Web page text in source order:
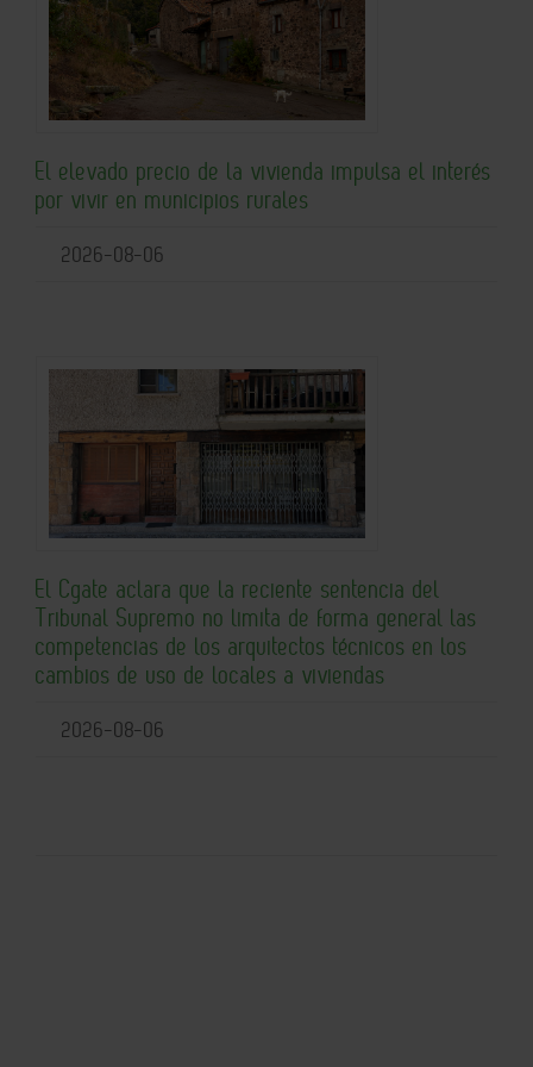
El elevado precio de la vivienda impulsa el interés
por vivir en municipios rurales
2026-08-06
El Cgate aclara que la reciente sentencia del
Tribunal Supremo no limita de forma general las
competencias de los arquitectos técnicos en los
cambios de uso de locales a viviendas
2026-08-06